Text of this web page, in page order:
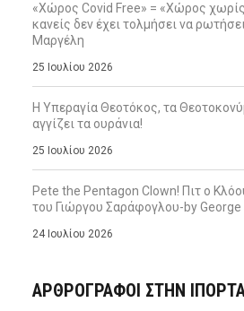
«Χώρος Covid Free» = «Χώρος
κανείς δεν έχει τολμήσει να
Μαργέλη
25 Ιουλίου 2026
Η Υπεραγία Θεοτόκος, τα
αγγίζει τα ουράνια!
25 Ιουλίου 2026
Pete the Pentagon Clown! Πιτ ο
του Γιώργου Σαράφογλου-by
24 Ιουλίου 2026
ΑΡΘΡΟΓΡΑΦΟΙ ΣΤΗΝ